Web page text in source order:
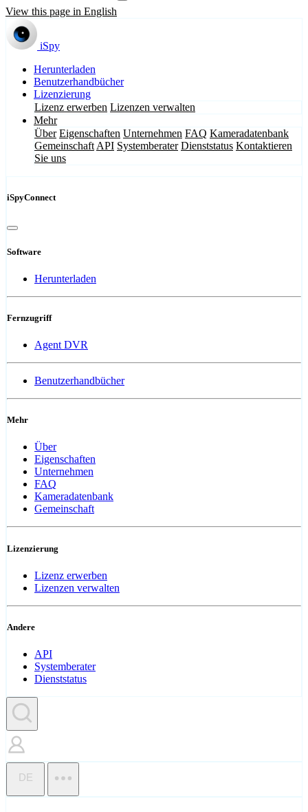
View this page in English
iSpy
Herunterladen
Benutzerhandbücher
Lizenzierung
Lizenz erwerben Lizenzen verwalten
Mehr
Über Eigenschaften Unternehmen FAQ Kameradatenbank
Gemeinschaft API Systemberater Dienststatus Kontaktieren
Sie uns
iSpyConnect
Software
Herunterladen
Fernzugriff
Agent DVR
Benutzerhandbücher
Mehr
Über
Eigenschaften
Unternehmen
FAQ
Kameradatenbank
Gemeinschaft
Lizenzierung
Lizenz erwerben
Lizenzen verwalten
Andere
API
Systemberater
Dienststatus
DE